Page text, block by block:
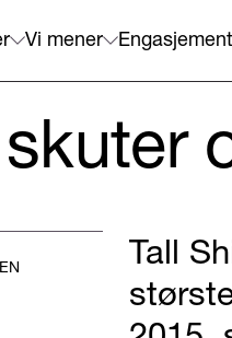
Vi mener Engasjement
Tall